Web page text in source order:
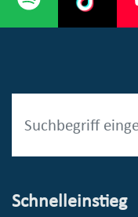
Schnelleinstieg